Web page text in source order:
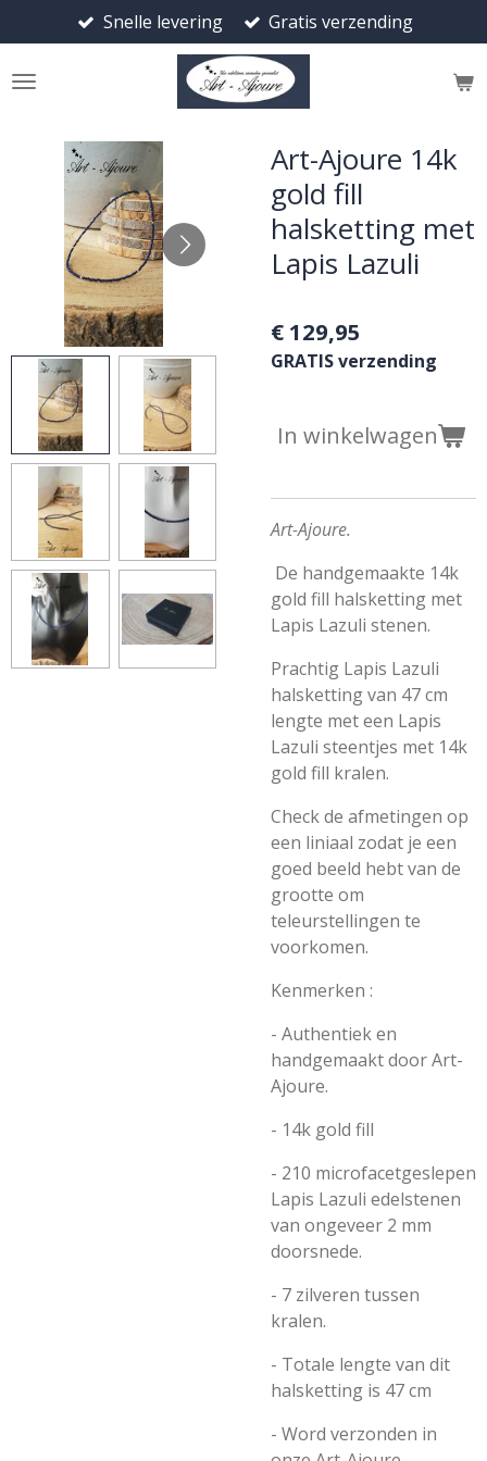
direct
naar
Snelle levering Gratis verzending
Art-Ajoure 14k
gold fill
halsketting met
Lapis Lazuli
€ 129,95
GRATIS verzending
In winkelwagen
Art-Ajoure.
De handgemaakte 14k
gold fill halsketting met
Lapis Lazuli stenen.
Prachtig Lapis Lazuli
halsketting van 47 cm
lengte met een Lapis
Lazuli steentjes met 14k
gold fill kralen.
Check de afmetingen op
een liniaal zodat je een
goed beeld hebt van de
grootte om
teleurstellingen te
voorkomen.
Kenmerken :
- Authentiek en
handgemaakt doorArt-
Ajoure.
- 14k gold fill
- 210 microfacetgeslepen
Lapis Lazuli edelstenen
van ongeveer 2 mm
doorsnede.
- 7 zilveren tussen
kralen.
- Totale lengte van dit
halsketting is 47 cm
- Word verzonden in